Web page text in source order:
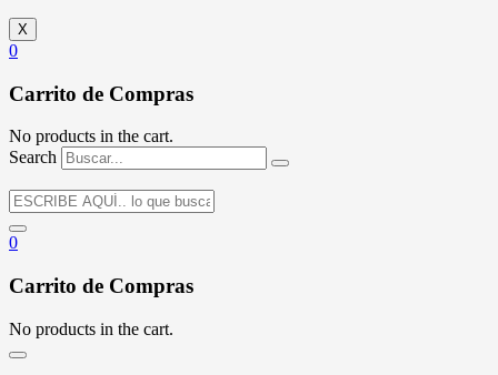
X
0
Carrito de Compras
No products in the cart.
Search
0
Carrito de Compras
No products in the cart.